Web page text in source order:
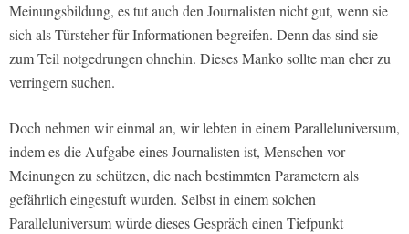
Meinungsbildung, es tut auch den Journalisten nicht gut, wenn sie
sich als Türsteher für Informationen begreifen. Denn das sind sie
zum Teil notgedrungen ohnehin. Dieses Manko sollte man eher zu
verringern suchen.
Doch nehmen wir einmal an, wir lebten in einem Paralleluniversum,
indem es die Aufgabe eines Journalisten ist, Menschen vor
Meinungen zu schützen, die nach bestimmten Parametern als
gefährlich eingestuft wurden. Selbst in einem solchen
Paralleluniversum würde dieses Gespräch einen Tiefpunkt